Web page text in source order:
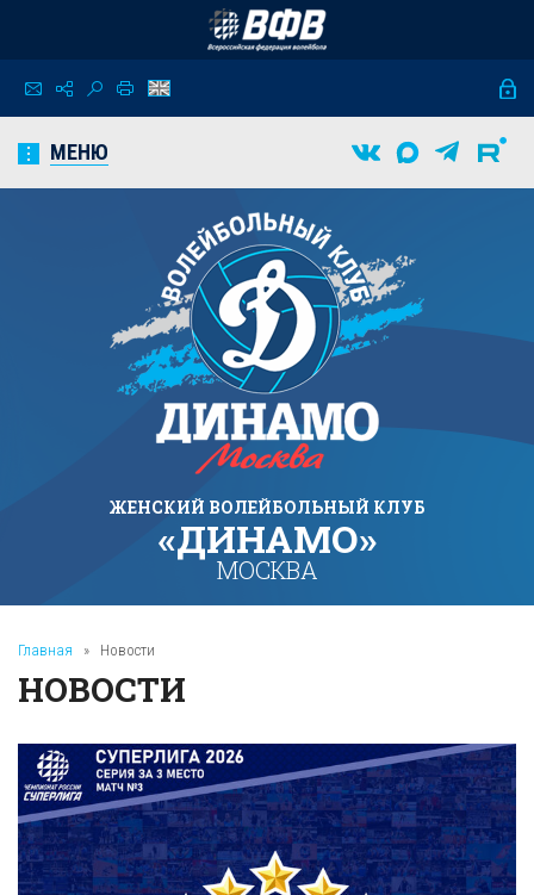
МЕНЮ
ЖЕНСКИЙ ВОЛЕЙБОЛЬНЫЙ КЛУБ
«ДИНАМО»
МОСКВА
Главная » Новости
НОВОСТИ